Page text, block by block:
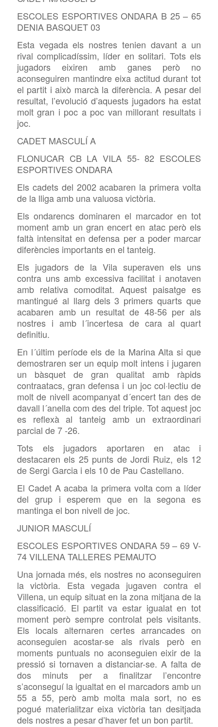
ESCOLES ESPORTIVES ONDARA B 25 – 65
DENIA BASQUET 03
Esta vegada els nostres tenien davant a un
rival complicadíssim, líder en solitari. Tots els
jugadors eixiren amb ganes però no
aconseguiren mantindre eixa actitud durant tot
el partit i això marcà la diferència. A pesar del
resultat, l’evolució d’aquests jugadors ha estat
molt gran i poc a poc van millorant resultats i
joc.
CADET MASCULÍ A
FLONUCAR CB LA VILA 55- 82 ESCOLES
ESPORTIVES ONDARA
Els cadets del 2002 acabaren la primera volta
de la lliga amb una valuosa victòria.
Els ondarencs dominaren el marcador en tot
moment amb un gran encert en atac però els
faltà intensitat en defensa per a poder marcar
diferències importants en el tanteig.
Els jugadors de la Vila superaven els uns
contra uns amb excessiva facilitat i anotaven
amb relativa comoditat. Aquest paisatge es
mantingué al llarg dels 3 primers quarts que
acabaren amb un resultat de 48-56 per als
nostres i amb l´incertesa de cara al quart
definitiu.
En l´últim període els de la Marina Alta si que
demostraren ser un equip molt intens i jugaren
un bàsquet de gran qualitat amb ràpids
contraatacs, gran defensa i un joc col·lectiu de
molt de nivell acompanyat d´encert tan des de
davall l´anella com des del triple. Tot aquest joc
es reflexà al tanteig amb un extraordinari
parcial de 7 -26.
Tots els jugadors aportaren en atac i
destacaren els 25 punts de Jordi Ruiz, els 12
de Sergi Garcia i els 10 de Pau Castellano.
El Cadet A acaba la primera volta com a líder
del grup i esperem que en la segona es
mantinga el bon nivell de joc.
JUNIOR MASCULÍ
ESCOLES ESPORTIVES ONDARA 59 – 69 V-
74 VILLENA TALLERES PEMAUTO
Una jornada més, els nostres no aconseguiren
la victòria. Esta vegada jugaven contra el
Villena, un equip situat en la zona mitjana de la
classificació. El partit va estar igualat en tot
moment però sempre controlat pels visitants.
Els locals alternaren certes arrancades on
aconseguien acostar-se als rivals però en
moments puntuals no aconseguien eixir de la
pressió si tornaven a distanciar-se. A falta de
dos minuts per a finalitzar l’encontre
s’aconseguí la igualtat en el marcadors amb un
55 a 55, però amb molta mala sort, no es
pogué materialitzar eixa victòria tan desitjada
dels nostres a pesar d’haver fet un bon partit.